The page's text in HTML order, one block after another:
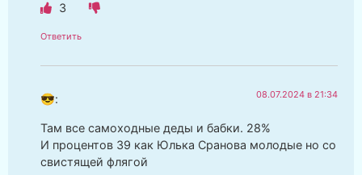
3
Ответить
😎: 08.07.2024 в 21:34
Там все самоходные деды и бабки. 28%
И процентов 39 как Юлька Сранова молодые но со
свистящей флягой